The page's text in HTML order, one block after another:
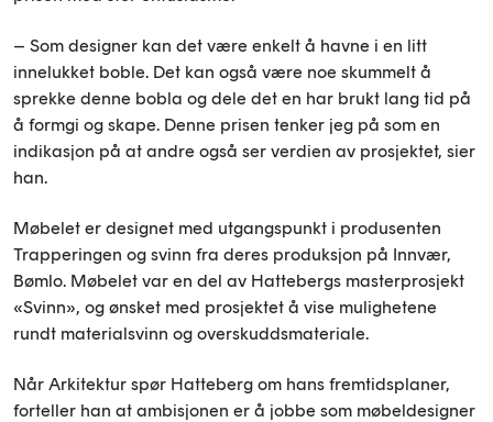
– Som designer kan det være enkelt å havne i en litt
innelukket boble. Det kan også være noe skummelt å
sprekke denne bobla og dele det en har brukt lang tid på
å formgi og skape. Denne prisen tenker jeg på som en
indikasjon på at andre også ser verdien av prosjektet, sier
han.
Møbelet er designet med utgangspunkt i produsenten
Trapperingen og svinn fra deres produksjon på Innvær,
Bømlo. Møbelet var en del av Hattebergs masterprosjekt
«Svinn», og ønsket med prosjektet å vise mulighetene
rundt materialsvinn og overskuddsmateriale.
Når Arkitektur spør Hatteberg om hans fremtidsplaner,
forteller han at ambisjonen er å jobbe som møbeldesigner